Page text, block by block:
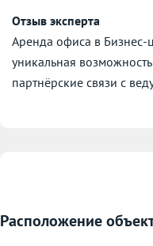
Отзыв эксперта
Аренда офиса в Бизнес-
уникальная
партнёрские связи с
Расположение